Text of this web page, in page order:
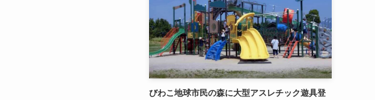
びわこ地球市民の森に大型アスレチック遊具登